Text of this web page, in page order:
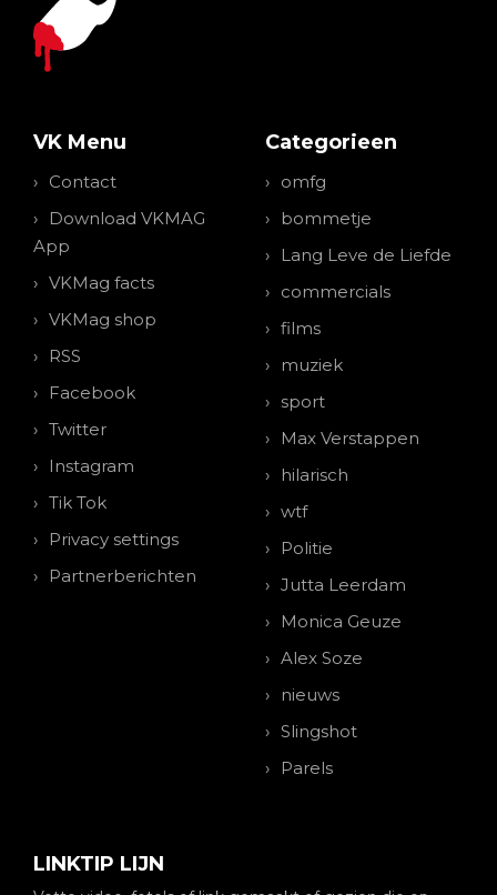
VK Menu
Contact
Download VKMAG
App
VKMag facts
VKMag shop
RSS
Facebook
Twitter
Instagram
Tik Tok
Privacy settings
Partnerberichten
Categorieen
omfg
bommetje
Lang Leve de Liefde
commercials
films
muziek
sport
Max Verstappen
hilarisch
wtf
Politie
Jutta Leerdam
Monica Geuze
Alex Soze
nieuws
Slingshot
Parels
LINKTIP LIJN